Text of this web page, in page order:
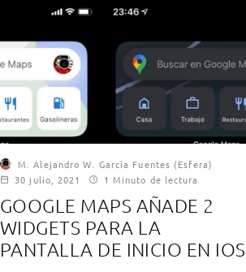
M. Alejandro W. García Fuentes (Esfera)
30 julio, 2021
1 Minuto de lectura
GOOGLE MAPS AÑADE 2
WIDGETS PARA LA
PANTALLA DE INICIO EN IOS